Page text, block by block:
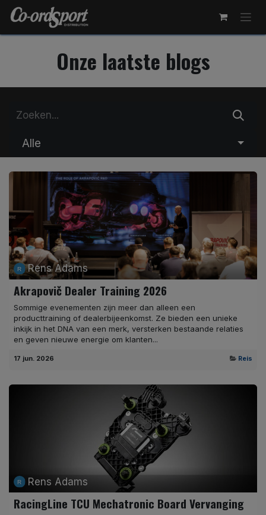
Overslaan naar inhoud
Onze laatste blogs
Alle
Rens Adams
Akrapovič Dealer Training 2026
Sommige evenementen zijn meer dan alleen een
producttraining of dealerbijeenkomst. Ze bieden een unieke
inkijk in het DNA van een merk, versterken bestaande relaties
en geven nieuwe energie om klanten...
17 jun. 2026 Reis
Rens Adams
RacingLine TCU Mechatronic Board Vervanging